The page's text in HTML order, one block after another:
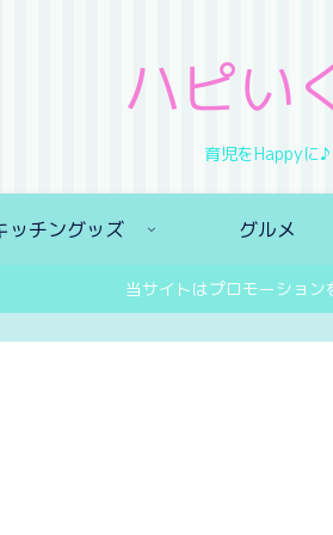
ハピい
育児をHappyに♪
ッチングッズ グルメ
当サイトはプロモーション